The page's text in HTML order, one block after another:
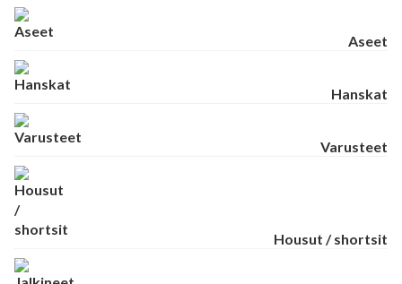
Aseet
Hanskat
Varusteet
Housut / shortsit